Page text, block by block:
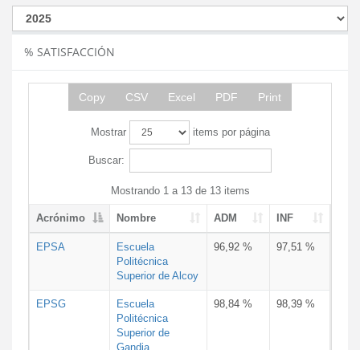
% SATISFACCIÓN
Copy CSV Excel PDF Print
Mostrar items por página
Buscar:
Mostrando 1 a 13 de 13 items
Acrónimo Nombre ADM INF
EPSA
Escuela
Politécnica
Superior de Alcoy
96,92 % 97,51 %
EPSG
Escuela
Politécnica
Superior de
Gandia
98,84 % 98,39 %